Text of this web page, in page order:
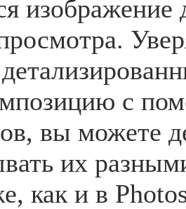
с
вы можете
их
как и в